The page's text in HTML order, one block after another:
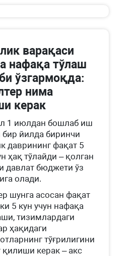
варақаси
нафақа тўлаш
ўзгармоқда:
нима
керак
1 июлдан бошлаб иш
бир йилда биринчи
даврининг фақат 5
ҳақ тўлайди – қолган
давлат бюджети ўз
олади.
шунга асосан фақат
5 кун учун нафақа
тизимлардаги
ҳақидаги
тўғрилигини
қилиши керак – акс